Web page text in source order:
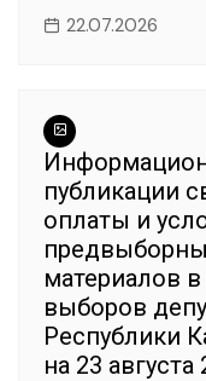
22.07.2026
публикации
оплаты и
материалов
выборов
Республики
на 23 августа